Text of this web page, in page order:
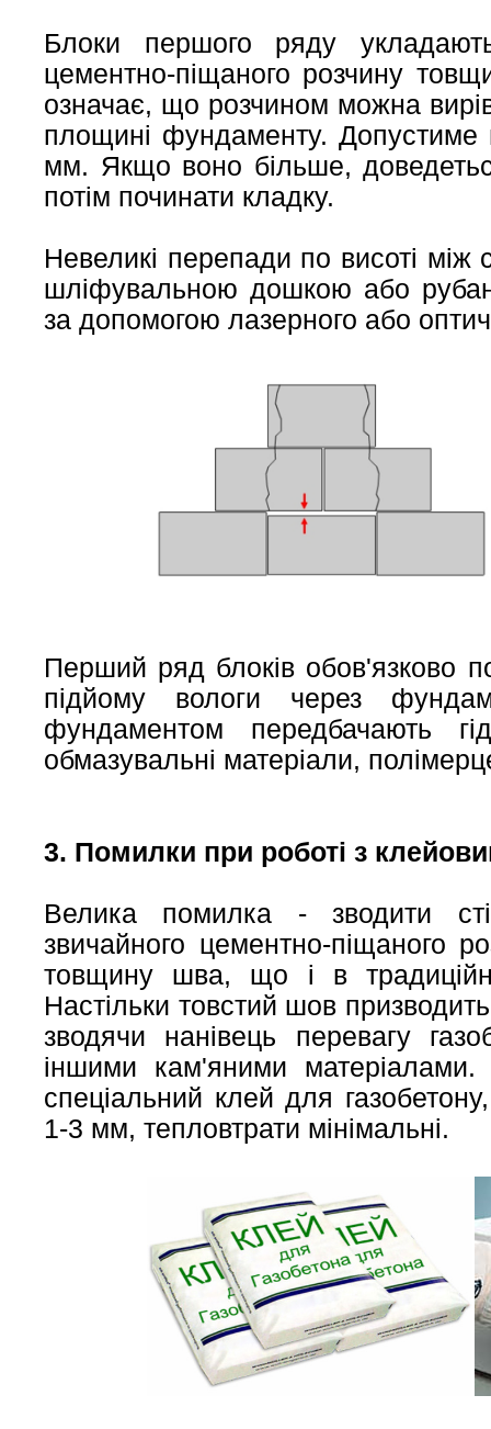
Блоки першого ряду
цементно-піщаного розчину
означає, що розчином можна
площині фундаменту. Допустиме
мм. Якщо воно більше,
потім починати кладку.
Невеликі перепади по висоті
шліфувальною дошкою або
за допомогою лазерного або
Перший ряд блоків обов'язково
підйому вологи через
фундаментом передбачають
обмазувальні матеріали,
3. Помилки при роботі з
Велика помилка - зводити
звичайного цементно-піщаного
товщину шва, що і в
Настільки товстий шов
зводячи нанівець перевагу
іншими кам'яними матеріалами.
спеціальний клей для
1-3 мм, тепловтрати мінімальні.